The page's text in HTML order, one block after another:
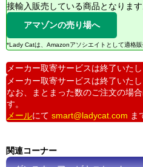
接輸入販売している商品となります
アマゾンの売り場へ
*Lady Catは、Amazonアソシエイトとして適格販
メーカー取寄サービスは終了いた
メーカー取寄サービスは終了いた
なお、まとまった数のご注文の場
す。
メールにて smart@ladycat.com ま
関連コーナー